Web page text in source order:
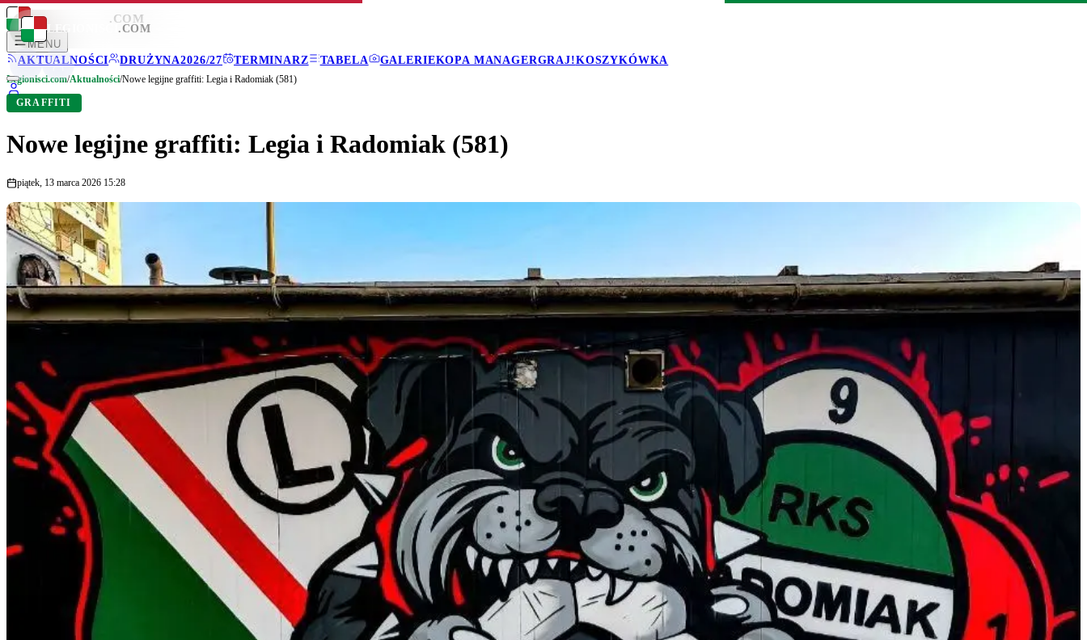
LEGIONISCI .COM
MENU
AKTUALNOŚCI
DRUŻYNA2026/27 TERMINARZ TABELA GALERIEKOPA MANAGERGRAJ!KOSZYKÓWKA
LEGIONISCI .COM
Legionisci.com/Aktualności/Nowe legijne graffiti: Legia i Radomiak (581)
GRAFFITI
Nowe legijne graffiti: Legia i Radomiak (581)
piątek, 13 marca 2026 15:28